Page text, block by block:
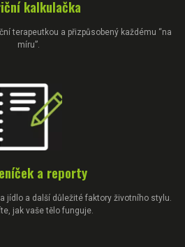
kalkulačka
terapeutkou a přizpůsobený každému “na
míru”.
a reporty
jídlo a další důležité faktory životního stylu.
jak vaše tělo funguje.